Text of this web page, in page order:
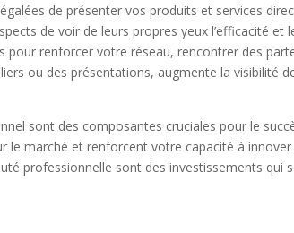
de présenter vos produits et services
de voir de leurs propres yeux l’efficacité et
pour renforcer votre réseau, rencontrer des
ou des présentations, augmente la visibilité
sont des composantes cruciales pour le
marché et renforcent votre capacité à
professionnelle sont des investissements qui